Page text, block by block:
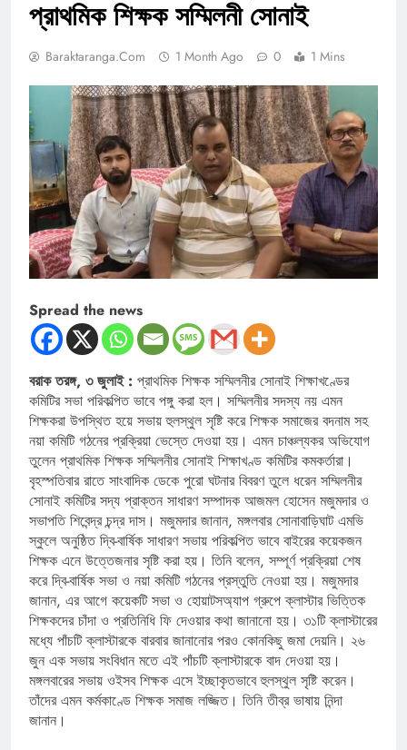
প্রাথমিক শিক্ষক সম্মিলনী সোনাই
Baraktaranga.com 1 Month Ago 0 1 Mins
Spread the news
বরাক তরঙ্গ, ৩ জুলাই : প্রাথমিক শিক্ষক সম্মিলনীর সোনাই শিক্ষাখণ্ডের
কমিটির সভা পরিকল্পিত ভাবে পঙ্গু করা হল। সম্মিলনীর সদস্য নয় এমন
শিক্ষকরা উপস্থিত হয়ে সভায় হুলস্থুল সৃষ্টি করে শিক্ষক সমাজের বদনাম সহ
নয়া কমিটি গঠনের প্রক্রিয়া ভেস্তে দেওয়া হয়। এমন চাঞ্চল্যকর অভিযোগ
তুলেন প্রাথমিক শিক্ষক সম্মিলনীর সোনাই শিক্ষাখণ্ড কমিটির কমকর্তারা।
বৃহস্পতিবার রাতে সাংবাদিক ডেকে পুরো ঘটনার বিবরণ তুলে ধরেন সম্মিলনীর
সোনাই কমিটির সদ্য প্রাক্তন সাধারণ সম্পাদক আজমল হোসেন মজুমদার ও
সভাপতি শিবেন্দ্র চন্দ্র দাস। মজুমদার জানান, মঙ্গলবার সোনাবাড়িঘাট এমভি
স্কুলে অনুষ্ঠিত দ্বি-বার্ষিক সাধারণ সভায় পরিকল্পিত ভাবে বাইরের কয়েকজন
শিক্ষক এনে উত্তেজনার সৃষ্টি করা হয়। তিনি বলেন, সম্পূর্ণ প্রক্রিয়া শেষ
করে দ্বি-বার্ষিক সভা ও নয়া কমিটি গঠনের প্রস্তুতি নেওয়া হয়। মজুমদার
জানান, এর আগে কয়েকটি সভা ও হোয়াটসঅ্যাপ গ্রুপে ক্লাস্টার ভিত্তিক
শিক্ষকদের চাঁদা ও প্রতিনিধি ফি দেওয়ার কথা জানানো হয়। ৩১টি ক্লাস্টারের
মধ্যে পাঁচটি ক্লাস্টারকে বারবার জানানোর পরও কোনকিছু জমা দেয়নি। ২৬
জুন এক সভায় সংবিধান মতে এই পাঁচটি ক্লাস্টারকে বাদ দেওয়া হয়।
মঙ্গলবারের সভায় ওইসব শিক্ষক এসে ইচ্ছাকৃতভাবে হুলস্থুল সৃষ্টি করেন।
তাঁদের এমন কর্মকাণ্ডে শিক্ষক সমাজ লজ্জিত। তিনি তীব্র ভাষায় নিন্দা
জানান।